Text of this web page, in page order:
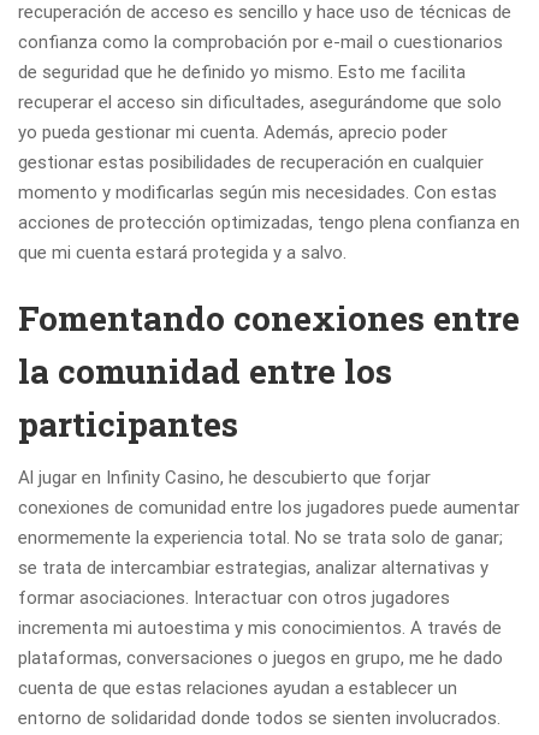
recuperación de acceso es sencillo y hace uso de técnicas de
confianza como la comprobación por e-mail o cuestionarios
de seguridad que he definido yo mismo. Esto me facilita
recuperar el acceso sin dificultades, asegurándome que solo
yo pueda gestionar mi cuenta. Además, aprecio poder
gestionar estas posibilidades de recuperación en cualquier
momento y modificarlas según mis necesidades. Con estas
acciones de protección optimizadas, tengo plena confianza en
que mi cuenta estará protegida y a salvo.
Fomentando conexiones entre
la comunidad entre los
participantes
Al jugar en Infinity Casino, he descubierto que forjar
conexiones de comunidad entre los jugadores puede aumentar
enormemente la experiencia total. No se trata solo de ganar;
se trata de intercambiar estrategias, analizar alternativas y
formar asociaciones. Interactuar con otros jugadores
incrementa mi autoestima y mis conocimientos. A través de
plataformas, conversaciones o juegos en grupo, me he dado
cuenta de que estas relaciones ayudan a establecer un
entorno de solidaridad donde todos se sienten involucrados.